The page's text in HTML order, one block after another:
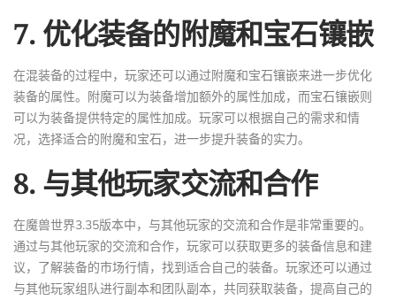
7. 优化装备的附魔和宝石镶嵌
在混装备的过程中，玩家还可以通过附魔和宝石镶嵌来进一步优化
装备的属性。附魔可以为装备增加额外的属性加成，而宝石镶嵌则
可以为装备提供特定的属性加成。玩家可以根据自己的需求和情
况，选择适合的附魔和宝石，进一步提升装备的实力。
8. 与其他玩家交流和合作
在魔兽世界3.35版本中，与其他玩家的交流和合作是非常重要的。
通过与其他玩家的交流和合作，玩家可以获取更多的装备信息和建
议，了解装备的市场行情，找到适合自己的装备。玩家还可以通过
与其他玩家组队进行副本和团队副本，共同获取装备，提高自己的